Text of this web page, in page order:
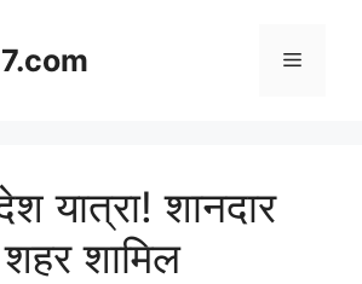
Menu
यात्रा! शानदार
शामिल